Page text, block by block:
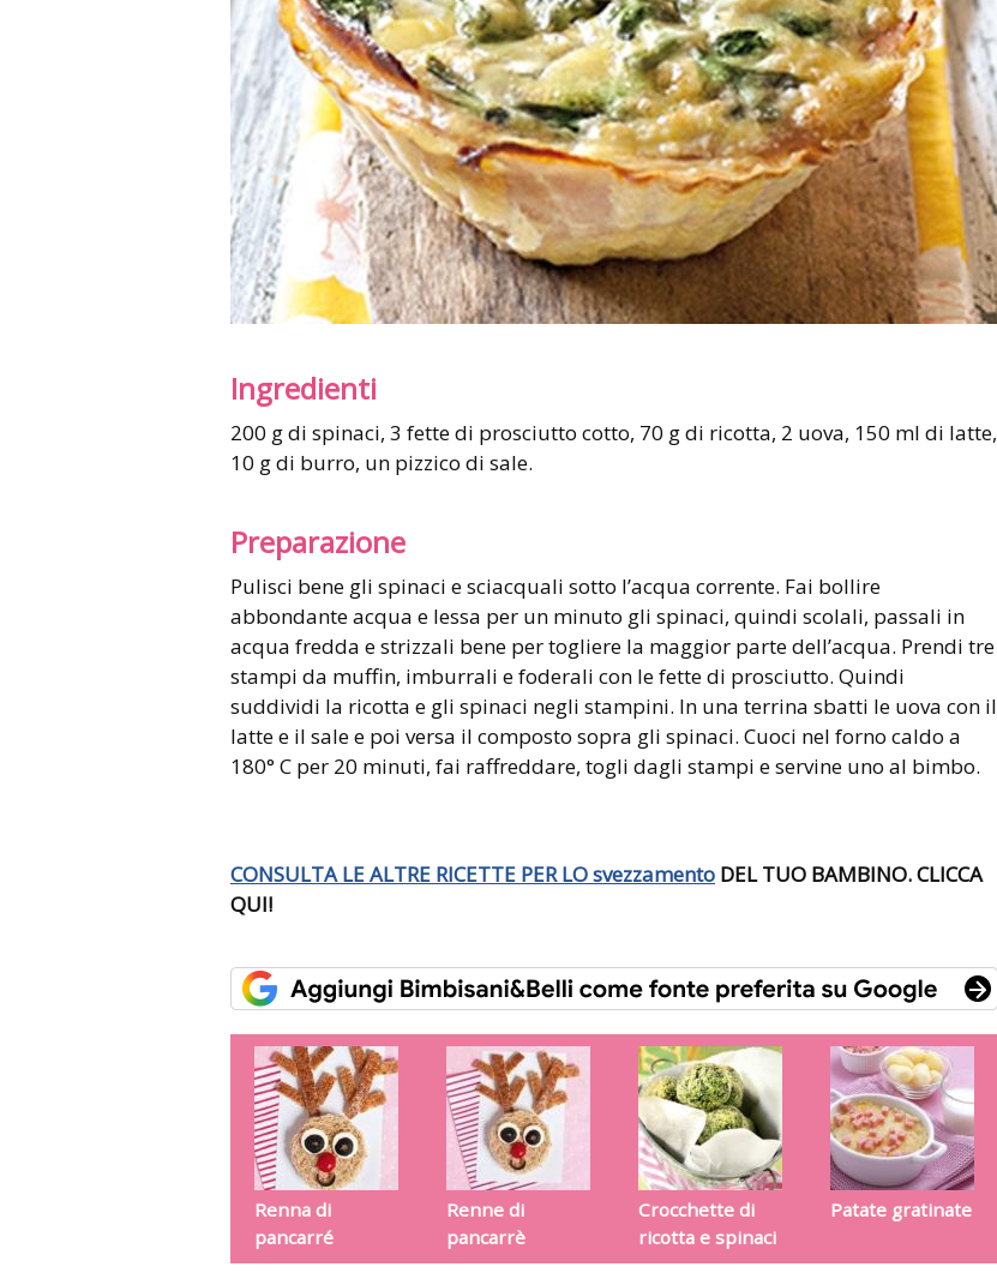
Ingredienti
200 g di spinaci, 3 fette di prosciutto cotto, 70 g di ricotta, 2 uova, 150 ml di latte,
10 g di burro, un pizzico di sale.
Preparazione
Pulisci bene gli spinaci e sciacquali sotto l’acqua corrente. Fai bollire
abbondante acqua e lessa per un minuto gli spinaci, quindi scolali, passali in
acqua fredda e strizzali bene per togliere la maggior parte dell’acqua. Prendi tre
stampi da muffin, imburrali e foderali con le fette di prosciutto. Quindi
suddividi la ricotta e gli spinaci negli stampini. In una terrina sbatti le uova con il
latte e il sale e poi versa il composto sopra gli spinaci. Cuoci nel forno caldo a
180° C per 20 minuti, fai raffreddare, togli dagli stampi e servine uno al bimbo.
CONSULTA LE ALTRE RICETTE PER LOsvezzamento DEL TUO BAMBINO. CLICCA
QUI!
Renna di
pancarré
Renne di
pancarrè
Crocchette di
ricotta e spinaci
Patate gratinate